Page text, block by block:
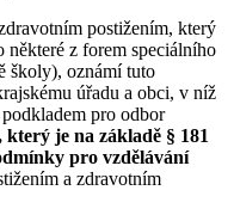
postižením, který
z forem speciálního
školy), oznámí tuto
úřadu a obci, v níž
pro odbor
je na základě § 181
pro vzdělávání
a zdravotním